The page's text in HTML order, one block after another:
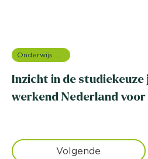
Onderwijs onderzoek
Inzicht in de studiekeuze
werkend Nederland
Volgende